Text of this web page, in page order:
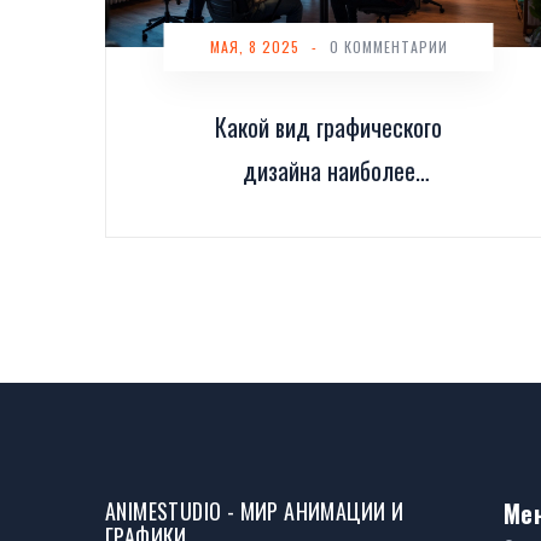
Какой вид графического
дизайна наиболее
МАЯ, 8 2025 - 0 КОММЕНТАРИИ
ANIMESTUDIO - МИР АНИМАЦИИ И